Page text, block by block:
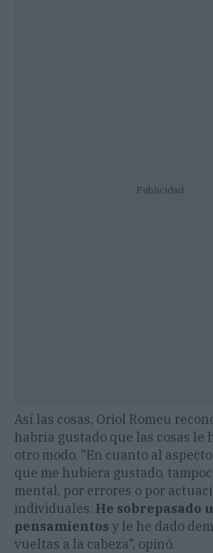
Publicidad
Así las cosas, Oriol Romeu
habría gustado que las cosas le
otro modo. "En cuanto al
que me hubiera gustado,
mental, por errores o por
individuales. He sobrepasado
pensamientos y le he dado
vueltas a la cabeza", opinó.